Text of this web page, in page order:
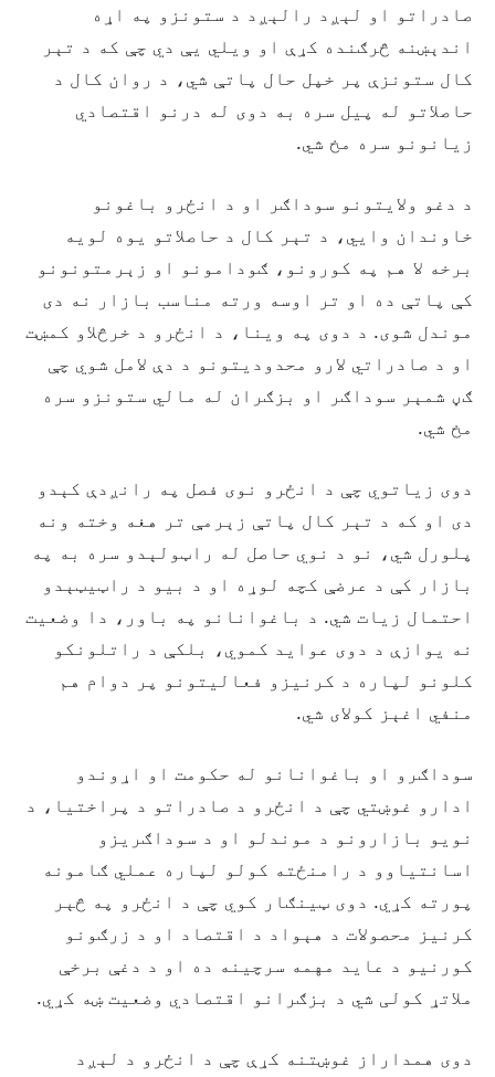
صادراتو او لېږد رالېږد د ستونزو په اړه
اندېښنه څرګنده کړې او ویلي یې دي چې که د تېر
کال ستونزې پر خپل حال پاتې شي، د روان کال د
حاصلاتو له پیل سره به دوی له درنو اقتصادي
زیانونو سره مخ شي.
د دغو ولایتونو سوداګر او د انځرو باغونو
خاوندان وایي، د تېر کال د حاصلاتو یوه لویه
برخه لا هم په کورونو، ګودامونو او زېرمتونونو
کې پاتې ده او تر اوسه ورته مناسب بازار نه دی
موندل شوی. د دوی په وینا، د انځرو د خرڅلاو کمښت
او د صادراتي لارو محدودیتونو د دې لامل شوي چې
ګڼ شمېر سوداګر او بزګران له مالي ستونزو سره
مخ شي.
دوی زیاتوي چې د انځرو نوی فصل په رانږدې کېدو
دی او که د تېر کال پاتې زېرمې تر هغه وخته ونه
پلورل شي، نو د نوي حاصل له راټولېدو سره به په
بازار کې د عرضې کچه لوړه او د بیو د راټیټېدو
احتمال زیات شي. د باغوانانو په باور، دا وضعیت
نه یوازې د دوی عواید کموي، بلکې د راتلونکو
کلونو لپاره د کرنیزو فعالیتونو پر دوام هم
منفي اغېز کولای شي.
سوداګرو او باغوانانو له حکومت او اړوندو
ادارو غوښتي چې د انځرو د صادراتو د پراختیا، د
نویو بازارونو د موندلو او د سوداګریزو
اسانتیاوو د رامنځته کولو لپاره عملي ګامونه
پورته کړي. دوی ټینګار کوي چې د انځرو په څېر
کرنیز محصولات د هېواد د اقتصاد او د زرګونو
کورنیو د عاید مهمه سرچینه ده او د دغې برخې
ملاتړ کولی شي د بزګرانو اقتصادي وضعیت ښه کړي.
دوی همداراز غوښتنه کړې چې د انځرو د لېږد